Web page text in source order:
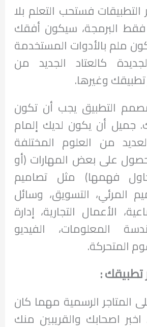
التطبيقات فستحب التعلم بلا
البرمجة، سيكون أفقك
ملم بالأدوات المستخدمة
كالعتاد الجديد من
تطبيقك وغيرها.
التطبيق يجب أن تكون
أن يكون لديك إلمام
من العلوم المختلفة
على بعض المهارات (أو
فهمها) مثل تصاميم
المرئي، التسويق، وسائل
الأعمال التجارية، إدارة
المعلومات، الفيديو
المتحركة.
:
المتاجر الرسمية مهما كان
اصحابك والقريبين منك